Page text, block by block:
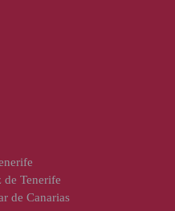
de Tenerife
de Canarias